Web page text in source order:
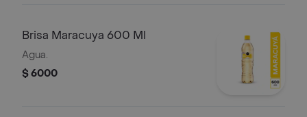
Brisa Maracuya 600 Ml
Agua.
$ 6000